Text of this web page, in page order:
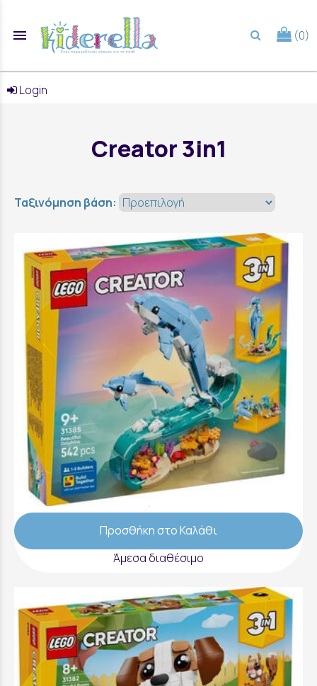
menu (0)
Login
Creator 3in1
Ταξινόμηση βάση:
LEGO Creator 3 in 1 Sea Animals: Beautiful
Dolphins - 31385
52,99 €
Προσθήκη στο Καλάθι
Άμεσα διαθέσιμο